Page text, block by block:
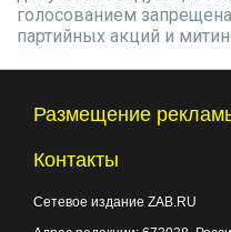
голосованием
партийных акций и
Размещение
Контакты
Сетевое издание ZAB.RU